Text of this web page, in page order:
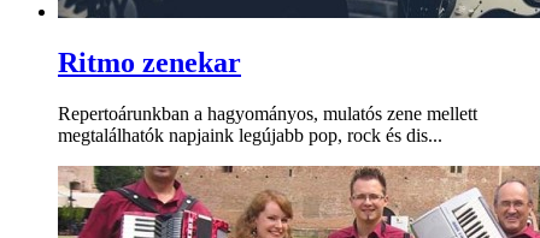
Ritmo zenekar
Repertoárunkban a hagyományos, mulatós zene mellett
megtalálhatók napjaink legújabb pop, rock és dis...